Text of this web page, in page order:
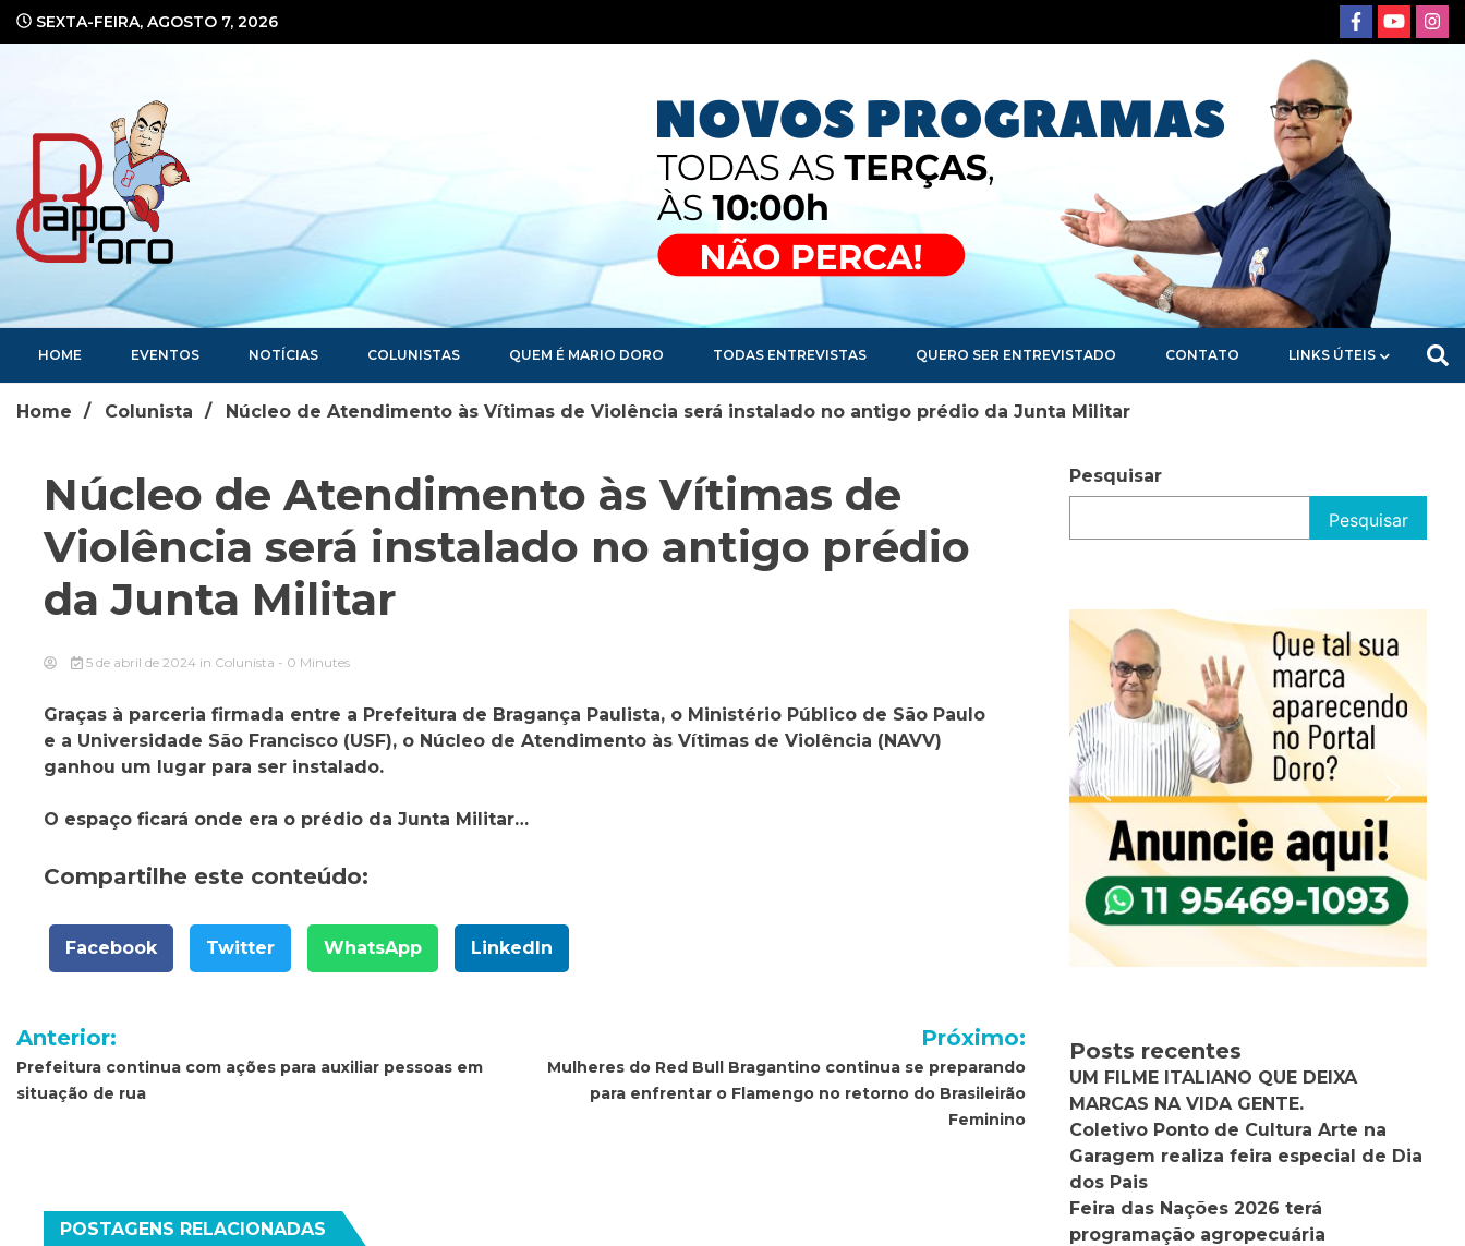
SEXTA-FEIRA, AGOSTO 7, 2026
Portal de Notícias
HOME EVENTOS NOTÍCIAS COLUNISTAS QUEM É MARIO DORO TODAS ENTREVISTAS QUERO SER ENTREVISTADO CONTATO LINKS ÚTEIS
Home Colunista Núcleo de Atendimento às Vítimas de Violência será instalado no antigo prédio da Junta Militar
Núcleo de Atendimento às Vítimas de
Violência será instalado no antigo prédio
da Junta Militar
5 de abril de 2024 in Colunista - 0 Minutes
Graças à parceria firmada entre a Prefeitura de Bragança Paulista, o Ministério Público de São Paulo
e a Universidade São Francisco (USF), o Núcleo de Atendimento às Vítimas de Violência (NAVV)
ganhou um lugar para ser instalado.
O espaço ficará onde era o prédio da Junta Militar…
Compartilhe este conteúdo:
Facebook Twitter WhatsApp LinkedIn
Navegação
de
Post
Anterior:
Prefeitura continua com ações para auxiliar pessoas em
situação de rua
Próximo:
Mulheres do Red Bull Bragantino continua se preparando
para enfrentar o Flamengo no retorno do Brasileirão
Feminino
POSTAGENS RELACIONADAS
Pesquisar
Pesquisar
Posts recentes
UM FILME ITALIANO QUE DEIXA
MARCAS NA VIDA GENTE.
Coletivo Ponto de Cultura Arte na
Garagem realiza feira especial de Dia
dos Pais
Feira das Nações 2026 terá
programação agropecuária